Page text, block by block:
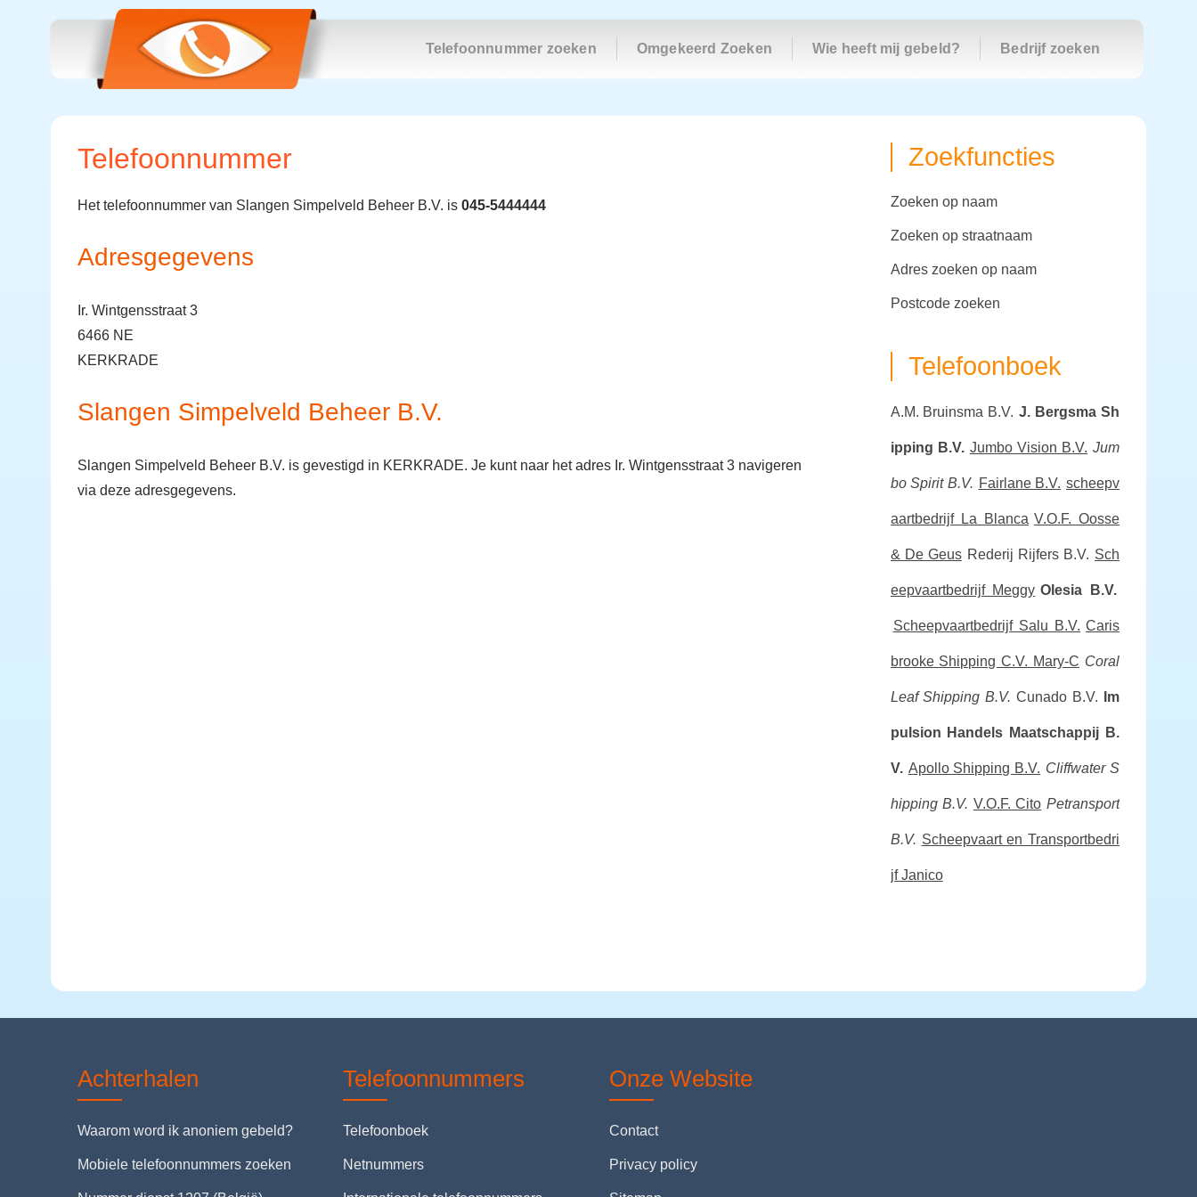
Telefoonnummer zoeken Omgekeerd Zoeken Wie heeft mij gebeld? Bedrijf zoeken
Telefoonnummer
Het telefoonnummer van Slangen Simpelveld Beheer B.V. is 045-5444444
Adresgegevens
Ir. Wintgensstraat 3
6466 NE
KERKRADE
Slangen Simpelveld Beheer B.V.
Slangen Simpelveld Beheer B.V. is gevestigd in KERKRADE. Je kunt naar het adres Ir. Wintgensstraat 3 navigeren
via deze adresgegevens.
Zoekfuncties
zoeken op naam
zoeken op straatnaam
adres zoeken op naam
postcode zoeken
Telefoonboek
A.M. Bruinsma B.V. J. Bergsma Sh
ipping B.V. Jumbo Vision B.V. Jum
bo Spirit B.V. Fairlane B.V. scheepv
aartbedrijf La Blanca V.O.F. Oosse
& De Geus Rederij Rijfers B.V. Sch
eepvaartbedrijf Meggy Olesia B.V.
Scheepvaartbedrijf Salu B.V. Caris
brooke Shipping C.V. Mary-C Coral
Leaf Shipping B.V. Cunado B.V. Im
pulsion Handels Maatschappij B.
V. Apollo Shipping B.V. Cliffwater S
hipping B.V. V.O.F. Cito Petransport
B.V. Scheepvaart en Transportbedri
jf Janico
Achterhalen
Waarom word ik anoniem gebeld?
Mobiele telefoonnummers zoeken
Telefoonnummers
Telefoonboek
Netnummers
Onze Website
Contact
Privacy policy